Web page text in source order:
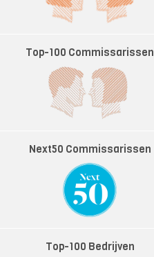
Top-100 Commissarissen
Next50 Commissarissen
Top-100 Bedrijven